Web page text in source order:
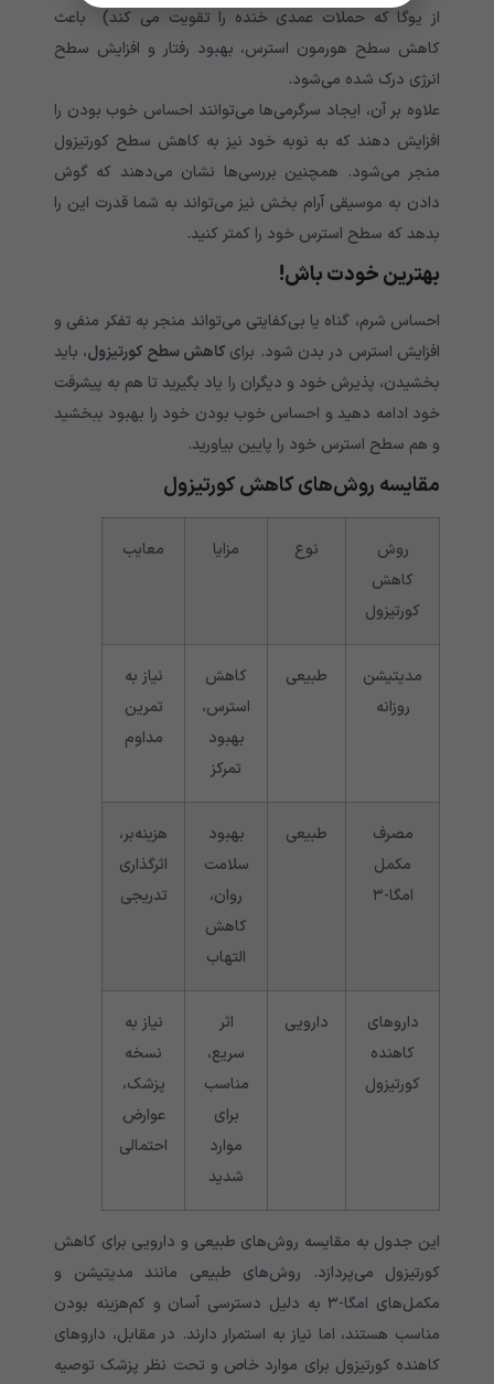
از یوگا که حملات عمدی خنده را تقویت می کند) باعث
کاهش سطح هورمون استرس، بهبود رفتار و افزایش سطح
انرژی درک شده می‌شود.
علاوه بر آن، ایجاد سرگرمی‌ها می‌توانند احساس خوب بودن را
افزایش دهند که به نوبه خود نیز به کاهش سطح کورتیزول
منجر می‌شود. همچنین بررسی‌ها نشان می‌دهند که گوش
دادن به موسیقی آرام بخش نیز می‌تواند به شما قدرت این را
بدهد که سطح استرس خود را کمتر کنید.
بهترین خودت باش!
احساس شرم، گناه یا بی‌کفایتی می‌تواند منجر به تفکر منفی و
افزایش استرس در بدن شود. برای کاهش سطح کورتیزول، باید
بخشیدن، پذیرش خود و دیگران را یاد بگیرید تا هم به پیشرفت
خود ادامه دهید و احساس خوب بودن خود را بهبود ببخشید
و هم سطح استرس خود را پایین بیاورید.
مقایسه روش‌های کاهش کورتیزول
روش
کاهش
کورتیزول
نوع مزایا معایب
مدیتیشن
روزانه
طبیعی
کاهش
استرس،
بهبود
تمرکز
نیاز به
تمرین
مداوم
مصرف
مکمل
امگا-۳
طبیعی
بهبود
سلامت
روان،
کاهش
التهاب
هزینه‌بر،
اثرگذاری
تدریجی
داروهای
کاهنده
کورتیزول
دارویی
اثر
سریع،
مناسب
برای
موارد
شدید
نیاز به
نسخه
پزشک،
عوارض
احتمالی
این جدول به مقایسه روش‌های طبیعی و دارویی برای کاهش
کورتیزول می‌پردازد. روش‌های طبیعی مانند مدیتیشن و
مکمل‌های امگا-۳ به دلیل دسترسی آسان و کم‌هزینه بودن
مناسب هستند، اما نیاز به استمرار دارند. در مقابل، داروهای
کاهنده کورتیزول برای موارد خاص و تحت نظر پزشک توصیه